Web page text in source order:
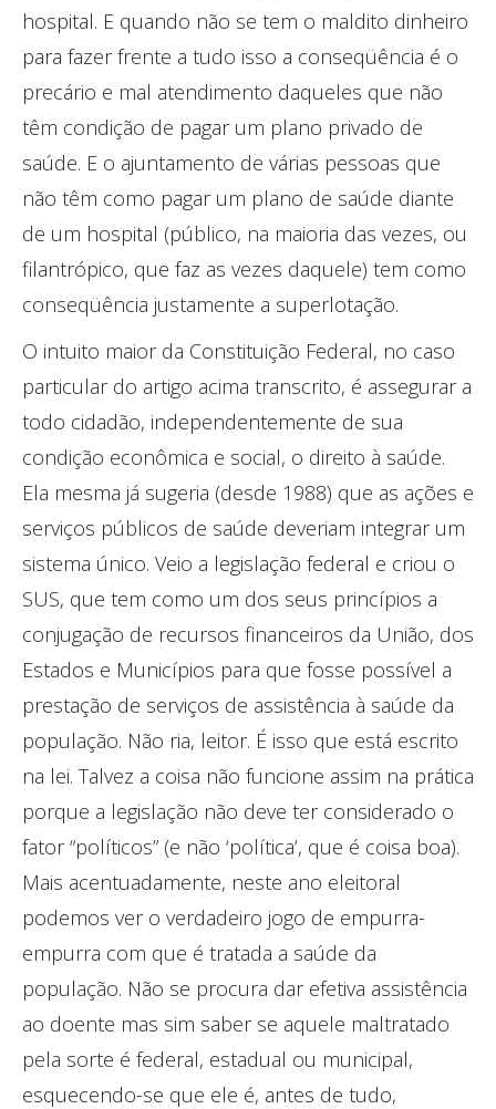
hospital. E quando não se tem o maldito dinheiro
para fazer frente a tudo isso a conseqüência é o
precário e mal atendimento daqueles que não
têm condição de pagar um plano privado de
saúde. E o ajuntamento de várias pessoas que
não têm como pagar um plano de saúde diante
de um hospital (público, na maioria das vezes, ou
filantrópico, que faz as vezes daquele) tem como
conseqüência justamente a superlotação.
O intuito maior da Constituição Federal, no caso
particular do artigo acima transcrito, é assegurar a
todo cidadão, independentemente de sua
condição econômica e social, o direito à saúde.
Ela mesma já sugeria (desde 1988) que as ações e
serviços públicos de saúde deveriam integrar um
sistema único. Veio a legislação federal e criou o
SUS, que tem como um dos seus princípios a
conjugação de recursos financeiros da União, dos
Estados e Municípios para que fosse possível a
prestação de serviços de assistência à saúde da
população. Não ria, leitor. É isso que está escrito
na lei. Talvez a coisa não funcione assim na prática
porque a legislação não deve ter considerado o
fator “políticos” (e não ‘política’, que é coisa boa).
Mais acentuadamente, neste ano eleitoral
podemos ver o verdadeiro jogo de empurra-
empurra com que é tratada a saúde da
população. Não se procura dar efetiva assistência
ao doente mas sim saber se aquele maltratado
pela sorte é federal, estadual ou municipal,
esquecendo-se que ele é, antes de tudo,